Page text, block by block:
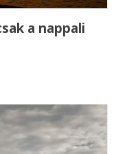
a nappali